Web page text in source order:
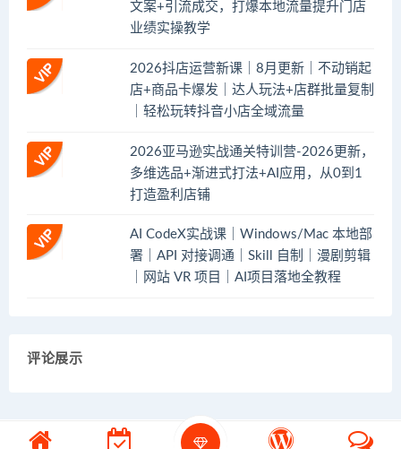
文案+引流成交，打爆本地流量提升门店
业绩实操教学
2026抖店运营新课｜8月更新｜不动销起
店+商品卡爆发｜达人玩法+店群批量复制
｜轻松玩转抖音小店全域流量
2026亚马逊实战通关特训营-2026更新，
多维选品+渐进式打法+AI应用，从0到1
打造盈利店铺
AI CodeX实战课｜Windows/Mac 本地部
署｜API 对接调通｜Skill 自制｜漫剧剪辑
｜网站 VR 项目｜AI项目落地全教程
评论展示